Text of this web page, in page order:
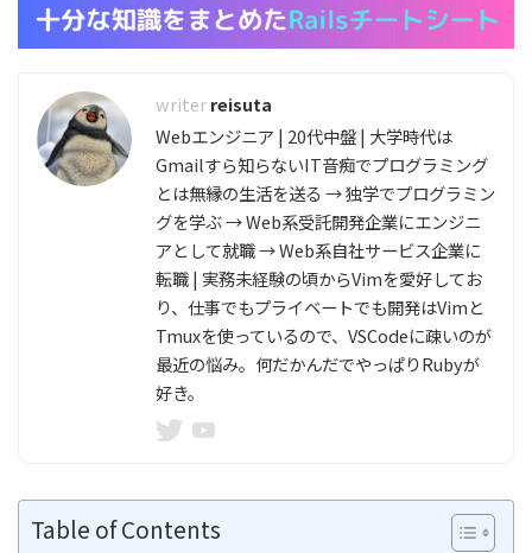
reisuta
Webエンジニア | 20代中盤 | 大学時代は
Gmailすら知らないIT音痴でプログラミング
とは無縁の生活を送る → 独学でプログラミン
グを学ぶ → Web系受託開発企業にエンジニ
アとして就職 → Web系自社サービス企業に
転職 | 実務未経験の頃からVimを愛好してお
り、仕事でもプライベートでも開発はVimと
Tmuxを使っているので、VSCodeに疎いのが
最近の悩み。何だかんだでやっぱりRubyが
好き。
Table of Contents